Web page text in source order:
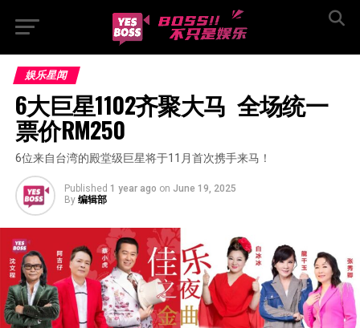
娱乐星闻
6大巨星1102⻬聚大马  全场统一
票价RM250
6位来⾃台湾的殿堂级巨星将于11月首次携手来马！
Published 1 year ago on June 19, 2025
By 编辑部